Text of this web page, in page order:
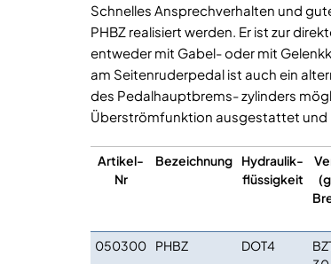
Schnelles Ansprechverhalten und
PHBZ realisiert werden. Er ist zur
entweder mit Gabel- oder mit
am Seitenruderpedal ist auch ein
des Pedalhauptbrems- zylinders
Überströmfunktion ausgestattet und
Artikel-
Nr
Bezeichnung
Hydraulik-
flüssigkeit
050300 PHBZ DOT4